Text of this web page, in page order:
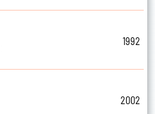
1992
2002